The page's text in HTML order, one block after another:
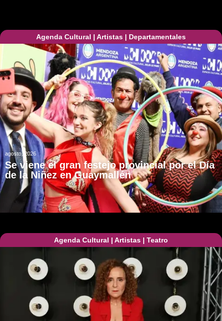
Agenda Cultural | Artistas | Departamentales
agosto, 2026
Se viene el gran festejo provincial por el Día
de la Niñez en Guaymallén
Agenda Cultural | Artistas | Teatro